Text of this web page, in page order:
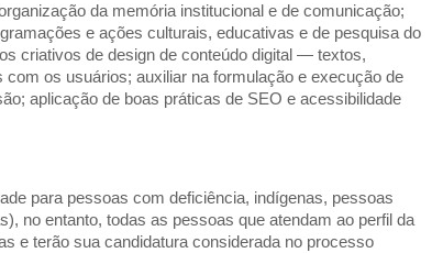
da memória institucional e de comunicação;
e ações culturais, educativas e de pesquisa do
criativos de design de conteúdo digital — textos,
com os usuários; auxiliar na formulação e execução de
aplicação de boas práticas de SEO e acessibilidade
para pessoas com deficiência, indígenas, pessoas
no entanto, todas as pessoas que atendam ao perfil da
e terão sua candidatura considerada no processo